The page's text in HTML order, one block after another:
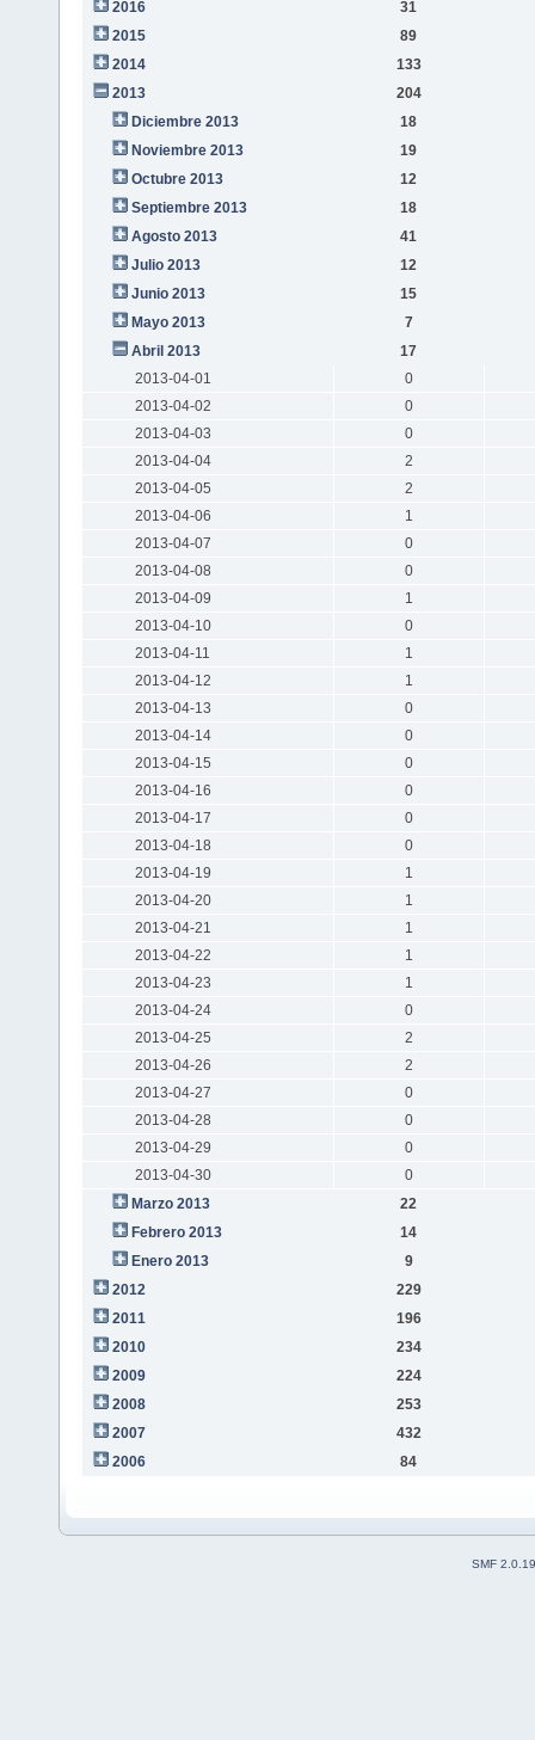
2016
31
2015
89
2014
133
2013
204
Diciembre 2013
18
Noviembre 2013
19
Octubre 2013
12
Septiembre 2013
18
Agosto 2013
41
Julio 2013
12
Junio 2013
15
Mayo 2013
7
Abril 2013
17
2013-04-01
0
2013-04-02
0
2013-04-03
0
2013-04-04
2
2013-04-05
2
2013-04-06
1
2013-04-07
0
2013-04-08
0
2013-04-09
1
2013-04-10
0
2013-04-11
1
2013-04-12
1
2013-04-13
0
2013-04-14
0
2013-04-15
0
2013-04-16
0
2013-04-17
0
2013-04-18
0
2013-04-19
1
2013-04-20
1
2013-04-21
1
2013-04-22
1
2013-04-23
1
2013-04-24
0
2013-04-25
2
2013-04-26
2
2013-04-27
0
2013-04-28
0
2013-04-29
0
2013-04-30
0
Marzo 2013
22
Febrero 2013
14
Enero 2013
9
2012
229
2011
196
2010
234
2009
224
2008
253
2007
432
2006
84
SMF 2.0.19